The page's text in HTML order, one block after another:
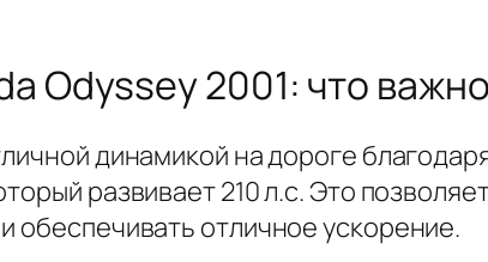
Odyssey 2001: что
динамикой на дороге
развивает 210 л.с. Это
обеспечивать отличное ускорение.